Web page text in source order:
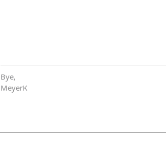
Bye,
MeyerK